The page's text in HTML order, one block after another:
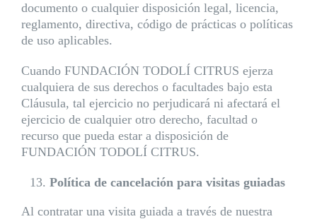
documento o cualquier disposición legal, licencia,
reglamento, directiva, código de prácticas o políticas
de uso aplicables.
Cuando FUNDACIÓN TODOLÍ CITRUS ejerza
cualquiera de sus derechos o facultades bajo esta
Cláusula, tal ejercicio no perjudicará ni afectará el
ejercicio de cualquier otro derecho, facultad o
recurso que pueda estar a disposición de
FUNDACIÓN TODOLÍ CITRUS.
Política de cancelación para visitas guiadas
Al contratar una visita guiada a través de nuestra